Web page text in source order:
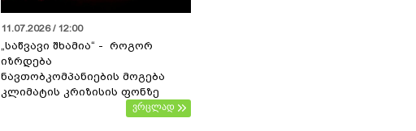
11.07.2026 / 12:00
„საწვავი შხამია“ - როგორ
იზრდება
ნავთობკომპანიების მოგება
კლიმატის კრიზისის ფონზე
ვრცლად